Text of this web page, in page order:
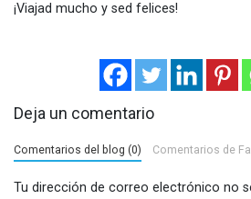
¡Viajad mucho y sed felices!
Deja un comentario
Comentarios del blog (0) Comentarios de
Tu dirección de correo electrónico no